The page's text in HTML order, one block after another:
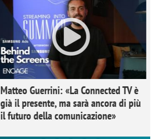
Matteo Guerrini: «La Connected TV è
già il presente, ma sarà ancora di più
il futuro della comunicazione»